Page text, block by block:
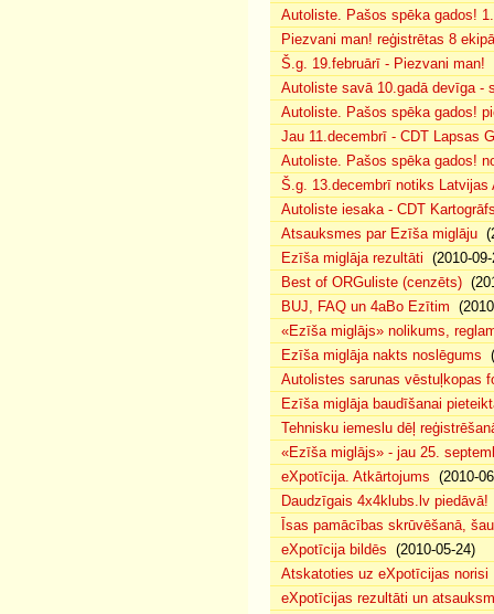
Autoliste. Pašos spēka gados!
Piezvani man! reģistrētas 8
Š.g. 19.februārī - Piezvani man!
Autoliste savā 10.gadā devīga -
Autoliste. Pašos spēka gados!
Jau 11.decembrī - CDT Lapsas
Autoliste. Pašos spēka gados!
Š.g. 13.decembrī notiks Latvijas
Autoliste iesaka - CDT
Atsauksmes par Ezīša miglāju
Ezīša miglāja rezultāti (2010-
Best of ORGuliste (cenzēts)
BUJ, FAQ un 4aBo Ezītim
«Ezīša miglājs» nolikums,
Ezīša miglāja nakts noslēgums
Autolistes sarunas vēstuļkopas
Ezīša miglāja baudīšanai
Tehnisku iemeslu dēļ
«Ezīša miglājs» - jau 25.
eXpotīcija. Atkārtojums (2010-
Daudzīgais 4x4klubs.lv piedāvā!
Īsas pamācības skrūvēšanā,
eXpotīcija bildēs (2010-05-24)
Atskatoties uz eXpotīcijas norisi
eXpotīcijas rezultāti un